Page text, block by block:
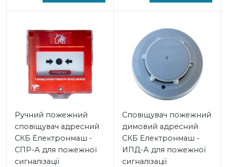
Ручний пожежний
сповіщувач адресний
СКБ Електронмаш -
СПР-А для пожежної
сигналізації
Сповіщувач пожежний
димовий адресний
СКБ Електронмаш -
ИПД-А для пожежної
сигналізації